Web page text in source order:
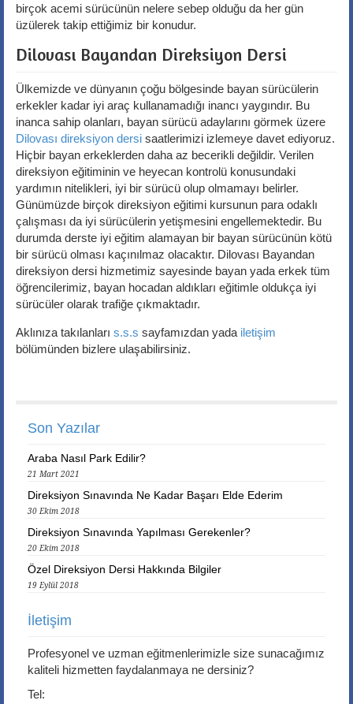
birçok acemi sürücünün nelere sebep olduğu da her gün
üzülerek takip ettiğimiz bir konudur.
Dilovası Bayandan Direksiyon Dersi
Ülkemizde ve dünyanın çoğu bölgesinde bayan sürücülerin
erkekler kadar iyi araç kullanamadığı inancı yaygındır. Bu
inanca sahip olanları, bayan sürücü adaylarını görmek üzere
Dilovası direksiyon dersi saatlerimizi izlemeye davet ediyoruz.
Hiçbir bayan erkeklerden daha az becerikli değildir. Verilen
direksiyon eğitiminin ve heyecan kontrolü konusundaki
yardımın nitelikleri, iyi bir sürücü olup olmamayı belirler.
Günümüzde birçok direksiyon eğitimi kursunun para odaklı
çalışması da iyi sürücülerin yetişmesini engellemektedir. Bu
durumda derste iyi eğitim alamayan bir bayan sürücünün kötü
bir sürücü olması kaçınılmaz olacaktır. Dilovası Bayandan
direksiyon dersi hizmetimiz sayesinde bayan yada erkek tüm
öğrencilerimiz, bayan hocadan aldıkları eğitimle oldukça iyi
sürücüler olarak trafiğe çıkmaktadır.
Aklınıza takılanları s.s.s sayfamızdan yada iletişim
bölümünden bizlere ulaşabilirsiniz.
Son Yazılar
Araba Nasıl Park Edilir?
21 Mart 2021
Direksiyon Sınavında Ne Kadar Başarı Elde Ederim
30 Ekim 2018
Direksiyon Sınavında Yapılması Gerekenler?
20 Ekim 2018
Özel Direksiyon Dersi Hakkında Bilgiler
19 Eylül 2018
İletişim
Profesyonel ve uzman eğitmenlerimizle size sunacağımız
kaliteli hizmetten faydalanmaya ne dersiniz?
Tel: